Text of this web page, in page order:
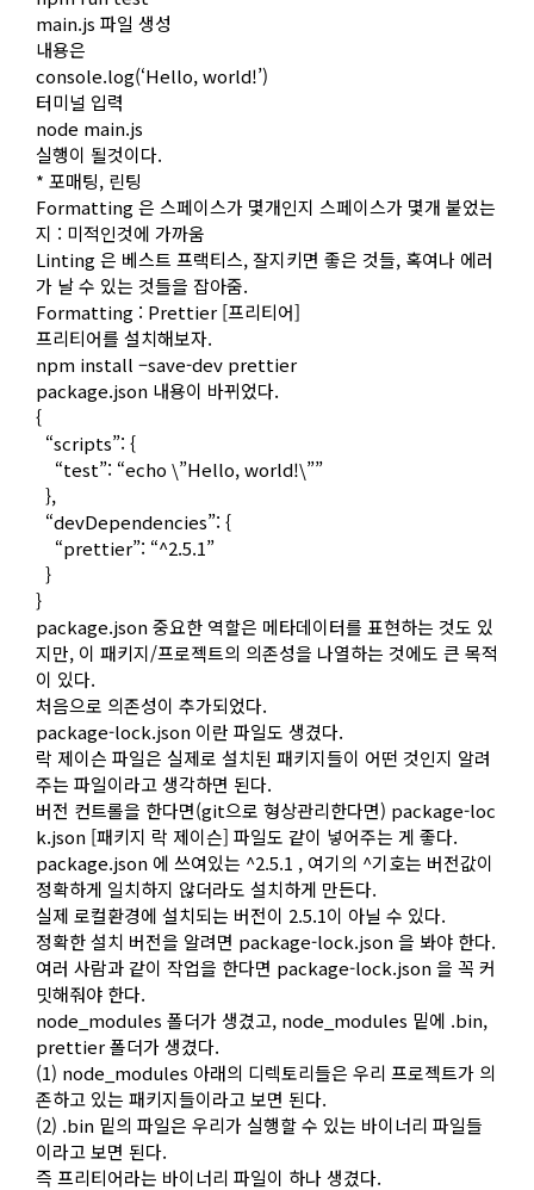
main.js 파일 생성
내용은
console.log(‘Hello, world!’)
터미널 입력
node main.js
실행이 될것이다.
* 포매팅, 린팅
Formatting 은 스페이스가 몇개인지 스페이스가 몇개 붙었는
지 : 미적인것에 가까움
Linting 은 베스트 프랙티스, 잘지키면 좋은 것들, 혹여나 에러
가 날 수 있는 것들을 잡아줌.
Formatting : Prettier [프리티어]
프리티어를 설치해보자.
npm install –save-dev prettier
package.json 내용이 바뀌었다.
{
“scripts”: {
“test”: “echo \”Hello, world!\””
},
“devDependencies”: {
“prettier”: “^2.5.1”
}
}
package.json 중요한 역할은 메타데이터를 표현하는 것도 있
지만, 이 패키지/프로젝트의 의존성을 나열하는 것에도 큰 목적
이 있다.
처음으로 의존성이 추가되었다.
package-lock.json 이란 파일도 생겼다.
락 제이슨 파일은 실제로 설치된 패키지들이 어떤 것인지 알려
주는 파일이라고 생각하면 된다.
버전 컨트롤을 한다면(git으로 형상관리한다면) package-loc
k.json [패키지 락 제이슨] 파일도 같이 넣어주는 게 좋다.
package.json 에 쓰여있는 ^2.5.1 , 여기의 ^기호는 버전값이
정확하게 일치하지 않더라도 설치하게 만든다.
실제 로컬환경에 설치되는 버전이 2.5.1이 아닐 수 있다.
정확한 설치 버전을 알려면 package-lock.json 을 봐야 한다.
여러 사람과 같이 작업을 한다면 package-lock.json 을 꼭 커
밋해줘야 한다.
node_modules 폴더가 생겼고, node_modules 밑에 .bin,
prettier 폴더가 생겼다.
(1) node_modules 아래의 디렉토리들은 우리 프로젝트가 의
존하고 있는 패키지들이라고 보면 된다.
(2) .bin 밑의 파일은 우리가 실행할 수 있는 바이너리 파일들
이라고 보면 된다.
즉 프리티어라는 바이너리 파일이 하나 생겼다.